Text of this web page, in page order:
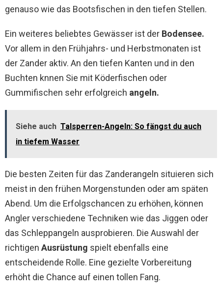
genauso wie das Bootsfischen in den tiefen Stellen.
Ein weiteres beliebtes Gewässer ist der Bodensee.
Vor allem in den Frühjahrs- und Herbstmonaten ist
der Zander aktiv. An den tiefen Kanten und in den
Buchten knnen Sie mit Köderfischen oder
Gummifischen sehr erfolgreich angeln.
Siehe auch Talsperren-Angeln: So fängst du auch
in tiefem Wasser
Die besten Zeiten für das Zanderangeln situieren sich
meist in den frühen Morgenstunden oder am späten
Abend. Um die Erfolgschancen zu erhöhen, können
Angler verschiedene Techniken wie das Jiggen oder
das Schleppangeln ausprobieren. Die Auswahl der
richtigen Ausrüstung spielt ebenfalls eine
entscheidende Rolle. Eine gezielte Vorbereitung
erhöht die Chance auf einen tollen Fang.